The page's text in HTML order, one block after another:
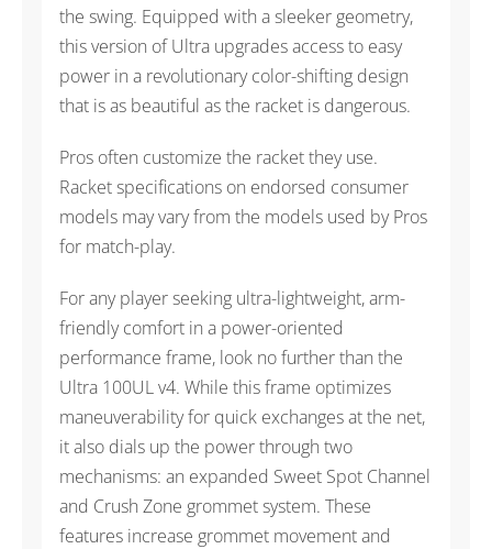
the swing. Equipped with a sleeker geometry,
this version of Ultra upgrades access to easy
power in a revolutionary color-shifting design
that is as beautiful as the racket is dangerous.
Pros often customize the racket they use.
Racket specifications on endorsed consumer
models may vary from the models used by Pros
for match-play.
For any player seeking ultra-lightweight, arm-
friendly comfort in a power-oriented
performance frame, look no further than the
Ultra 100UL v4. While this frame optimizes
maneuverability for quick exchanges at the net,
it also dials up the power through two
mechanisms: an expanded Sweet Spot Channel
and Crush Zone grommet system. These
features increase grommet movement and